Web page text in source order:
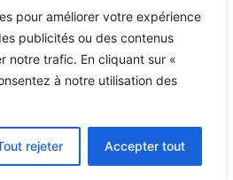
pour améliorer votre expérience
publicités ou des contenus
notre trafic. En cliquant sur «
à notre utilisation des
rejeter Accepter tout
Tous Droits Réservés